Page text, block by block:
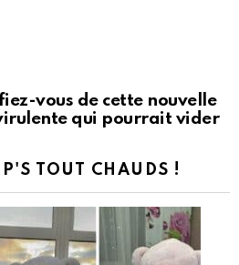
vous de cette nouvelle
qui pourrait vider
TOUT CHAUDS !